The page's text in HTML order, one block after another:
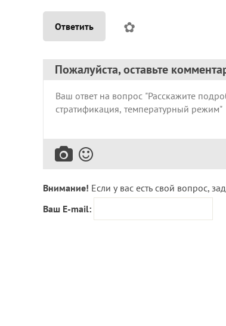
Ответить ✿
Пожалуйста, оставьте
Внимание! Если у вас есть свой вопрос,
Ваш E-mail: